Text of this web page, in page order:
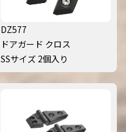
DZ577
ドアガード クロス
SSサイズ 2個入り